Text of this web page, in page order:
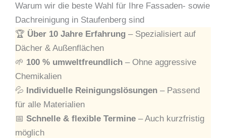
Warum wir die beste Wahl für Ihre Fassaden- sowie
Dachreinigung in Staufenberg sind
🏆 Über 10 Jahre Erfahrung – Spezialisiert auf
Dächer & Außenflächen
🌱 100 % umweltfreundlich – Ohne aggressive
Chemikalien
💦 Individuelle Reinigungslösungen – Passend
für alle Materialien
📅 Schnelle & flexible Termine – Auch kurzfristig
möglich